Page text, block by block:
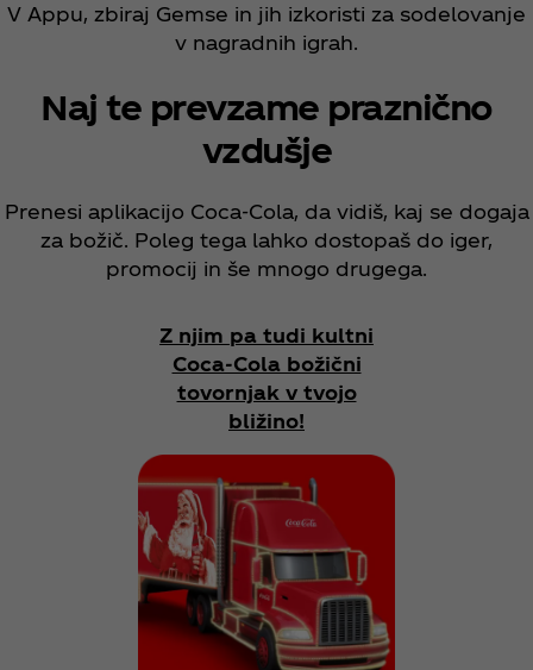
V Appu, zbiraj Gemse in jih izkoristi za sodelovanje
v nagradnih igrah.
Naj te prevzame praznično
vzdušje
Prenesi aplikacijo Coca‑Cola, da vidiš, kaj se dogaja
za božič. Poleg tega lahko dostopaš do iger,
promocij in še mnogo drugega.
Z njim pa tudi kultni
Coca‑Cola božični
tovornjak v tvojo
bližino!